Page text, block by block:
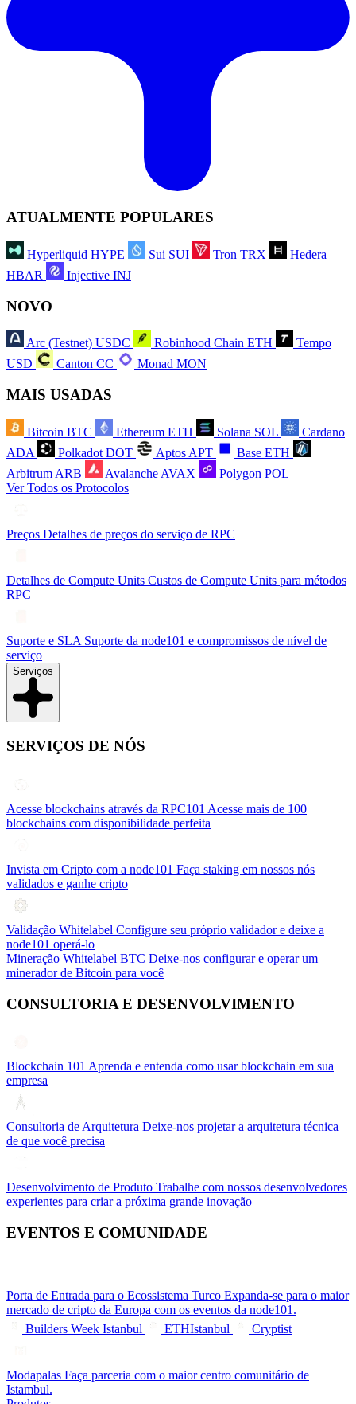
ATUALMENTE POPULARES
Hyperliquid HYPE Sui SUI Tron TRX
Hedera
HBAR
Injective INJ
NOVO
Arc (Testnet) USDC Robinhood Chain ETH
Tempo
USD
Canton CC Monad MON
MAIS USADAS
Bitcoin BTC Ethereum ETH Solana SOL
Cardano
ADA
Polkadot DOT Aptos APT Base ETH
Arbitrum ARB Avalanche AVAX Polygon POL
Ver Todos os Protocolos
Preços Detalhes de preços do serviço de RPC
Detalhes de Compute Units Custos de Compute Units para métodos
RPC
Suporte e SLA Suporte da node101 e compromissos de nível de
serviço
Serviços
SERVIÇOS DE NÓS
Acesse blockchains através da RPC101 Acesse mais de 100
blockchains com disponibilidade perfeita
Invista em Cripto com a node101 Faça staking em nossos nós
validados e ganhe cripto
Validação Whitelabel Configure seu próprio validador e deixe a
node101 operá-lo
Mineração Whitelabel BTC Deixe-nos configurar e operar um
minerador de Bitcoin para você
CONSULTORIA E DESENVOLVIMENTO
Blockchain 101 Aprenda e entenda como usar blockchain em sua
empresa
Consultoria de Arquitetura Deixe-nos projetar a arquitetura técnica
de que você precisa
Desenvolvimento de Produto Trabalhe com nossos desenvolvedores
experientes para criar a próxima grande inovação
EVENTOS E COMUNIDADE
Porta de Entrada para o Ecossistema Turco Expanda-se para o maior
mercado de cripto da Europa com os eventos da node101.
Builders Week Istanbul
ETHIstanbul Cryptist
Modapalas Faça parceria com o maior centro comunitário de
Istambul.